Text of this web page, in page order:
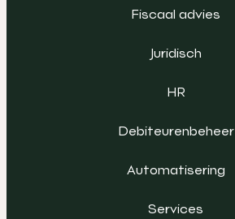
Fiscaal advies
Juridisch
HR
Debiteurenbeheer
Automatisering
Services